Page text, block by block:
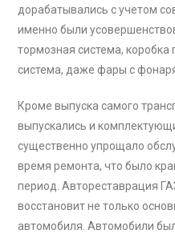
дорабатывались с учетом
именно были
тормозная система,
система, даже фары с
Кроме выпуска самого
выпускались и
существенно упрощало
время ремонта, что было
период. Автореставрация
восстановит не только
автомобиля. Автомобили